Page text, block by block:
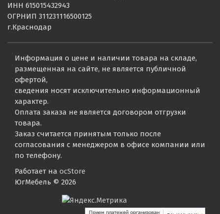
ИНН 615015432943
ОГРНИП 311231116500125
г.Краснодар
Информация о цене и наличии товара на складе,
размещенная на сайте, не является публичной
офертой,
сведения носят исключительно информационный
характер.
Оплата заказа не является договором отгрузки
товара.
Заказ считается принятым только после
согласования с менеджером в офисе компании или
по телефону.
Работает на ocStore
ЮгМебель © 2026